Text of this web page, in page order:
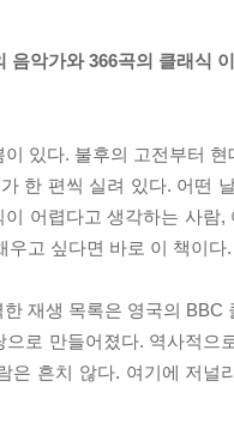
음악가와 366곡의 클래식
있다. 불후의 고전부터
한 편씩 실려 있다. 어떤
이 어렵다고 생각하는 사
우고 싶다면 바로 이 책이다.
재생 목록은 영국의
으로 만들어졌다. 역사적
은 흔치 않다. 여기에 저